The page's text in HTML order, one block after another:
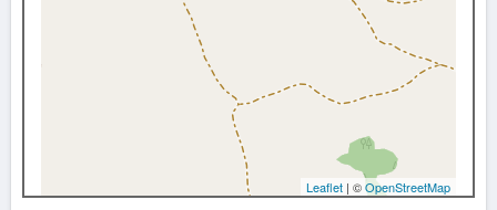
Leaflet | ©OpenStreetMap